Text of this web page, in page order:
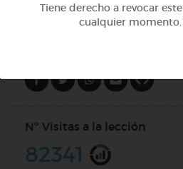
Nº Visitas a la lección
82341
Tiene derecho a revocar
cualquier momento.